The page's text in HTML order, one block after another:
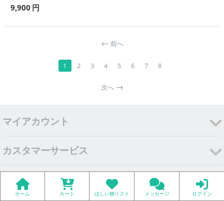
9,900 円
前へ
1 2 3 4 5 6 7 8
次へ
マイアカウント
カスタマーサービス
スピンギアについて
ホーム カート ほしい物リスト メッセージ ログイン